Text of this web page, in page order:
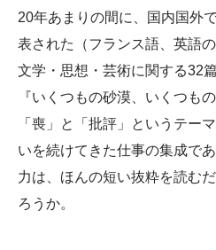
20年あまりの間に、国内国外
表された（フランス語、英語
文学・思想・芸術に関する32
『いくつもの砂漠、いくつも
「喪」と「批評」というテー
いを続けてきた仕事の集成で
力は、ほんの短い抜粋を読む
ろうか。